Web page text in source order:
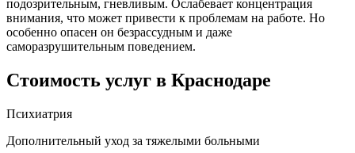
подозрительным, гневливым. Ослабевает концентрация
внимания, что может привести к проблемам на работе. Но
особенно опасен он безрассудным и даже
саморазрушительным поведением.
Стоимость услуг в Краснодаре
Психиатрия
Дополнительный уход за тяжелыми больными